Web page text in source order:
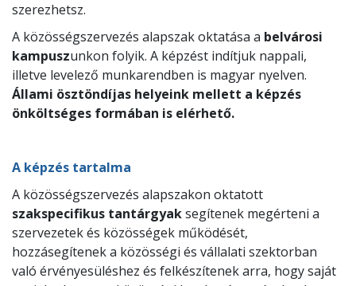
szerezhetsz.
A közösségszervezés alapszak oktatása a belvárosi
kampuszunkon folyik. A képzést indítjuk nappali,
illetve levelező munkarendben is magyar nyelven.
Állami ösztöndíjas helyeink mellett a képzés
önköltséges formában is elérhető.
A képzés tartalma
A közösségszervezés alapszakon oktatott
szakspecifikus tantárgyaksegítenek megérteni a
szervezetek és közösségek működését,
hozzásegítenek a közösségi és vállalati szektorban
való érvényesüléshez és felkészítenek arra, hogy saját